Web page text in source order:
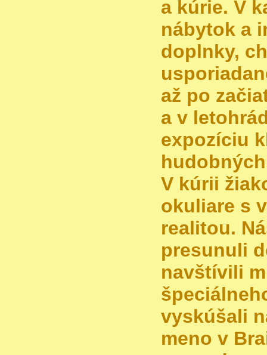
a kúrie. V
nábytok a
doplnky,
až po
a v
expozíciu
V kúrii
okuliare s
realitou.
presunuli
navštívili
vyskúšali
meno v